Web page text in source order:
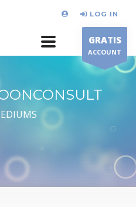
LOG IN
GRATIS
ACCOUNT